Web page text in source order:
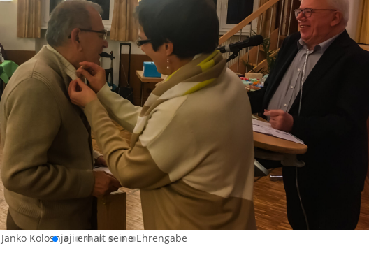
Janko Kolosnjaji erhält seine Ehrengabe